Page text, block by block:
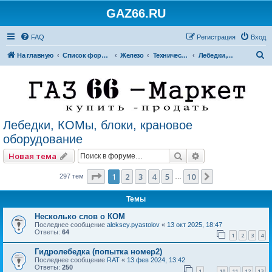
GAZ66.RU
FAQ Вход
Регистрация
На главную Список форумов Железо Технический форум Лебедки, КОМы, блоки, крановое оборудование
Лебедки, КОМы, блоки, крановое
оборудование
Новая тема Поиск
297 тем Страница из 10
1 2 3 4 5 10
Темы
Несколько слов о КОМ
Последнее сообщение aleksey.pyastolov « 13 окт 2025, 18:47
Ответы: 64 1 2 3 4
Гидролебедка (попытка номер2)
Последнее сообщение RAT « 13 фев 2024, 13:42
Ответы: 250